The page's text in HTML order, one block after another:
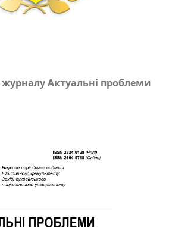
Актуальні проблеми